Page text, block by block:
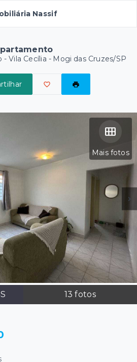
Nassif
-Vila Cecília - Mogi das Cruzes/SP
Mais fotos
13 fotos